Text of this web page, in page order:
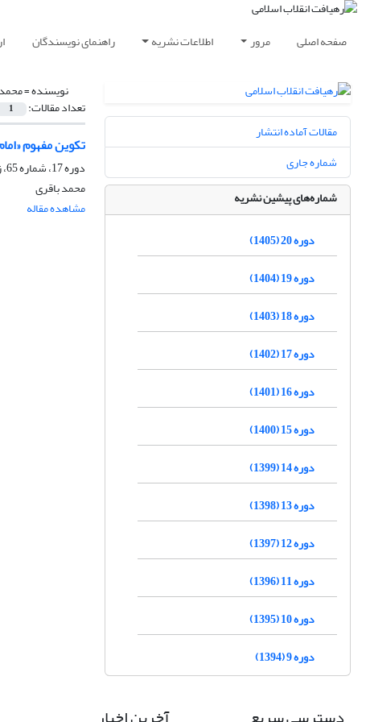
صفحه اصلی مرور اطلاعات نشریه راهنمای نویسندگان
نویسنده =
تعداد مقالات: 1
تکوین مفهوم
دوره 17، شماره 65، زمستان 1402، صفحه
محمد باقری
مشاهده مقاله
مقالات آماده انتشار
شماره جاری
شماره‌های پیشین نشریه
دوره 20 (1405)
دوره 19 (1404)
دوره 18 (1403)
دوره 17 (1402)
دوره 16 (1401)
دوره 15 (1400)
دوره 14 (1399)
دوره 13 (1398)
دوره 12 (1397)
دوره 11 (1396)
دوره 10 (1395)
دوره 9 (1394)